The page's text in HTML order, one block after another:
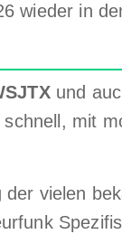
wieder in
und
mit
vielen